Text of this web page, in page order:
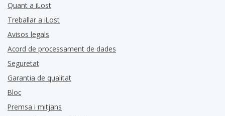
Quant a iLost
Treballar a iLost
Avisos legals
Acord de processament de dades
Seguretat
Garantia de qualitat
Bloc
Premsa i mitjans